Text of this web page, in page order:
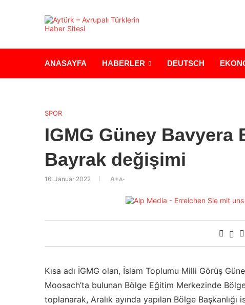
ANASAYFA HABERLER DEUTSCH
SPOR
IGMG Güney Bavyera
Bayrak değişimi
16. Januar 2022 A+A-
Kısa adı İGMG olan, İslam Toplumu Milli Görüş
Moosach’ta bulunan Bölge Eğitim Merkezinde
toplanarak, Aralık ayında yapılan Bölge Başkanlığı